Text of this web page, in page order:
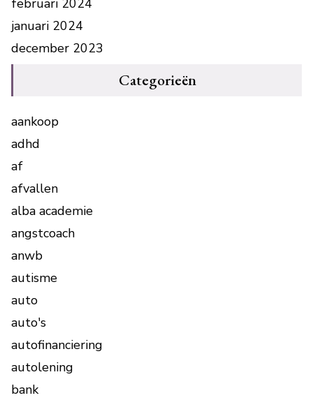
februari 2024
januari 2024
december 2023
Categorieën
aankoop
adhd
af
afvallen
alba academie
angstcoach
anwb
autisme
auto
auto's
autofinanciering
autolening
bank